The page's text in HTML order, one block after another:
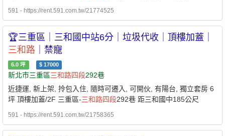
591 - https://rent.591.com.tw/21774525
🏆三重區｜三和國中站6分｜垃圾代收｜頂樓加蓋｜
三和路 ｜禁寵
6.0 坪 $ 17000
新北市三重區三和路四段292巷
近捷運, 新上架, 拎包入住, 隨時可遷入, 可開伙, 有陽台, 獨立套房 6
坪 頂樓加蓋/2F 三重區-三和路四段292巷 距三和國中185公尺
591 - https://rent.591.com.tw/21758365